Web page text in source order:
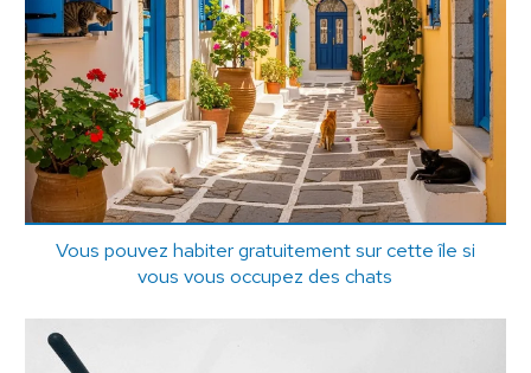
Vous pouvez habiter gratuitement sur cette île si
vous vous occupez des chats